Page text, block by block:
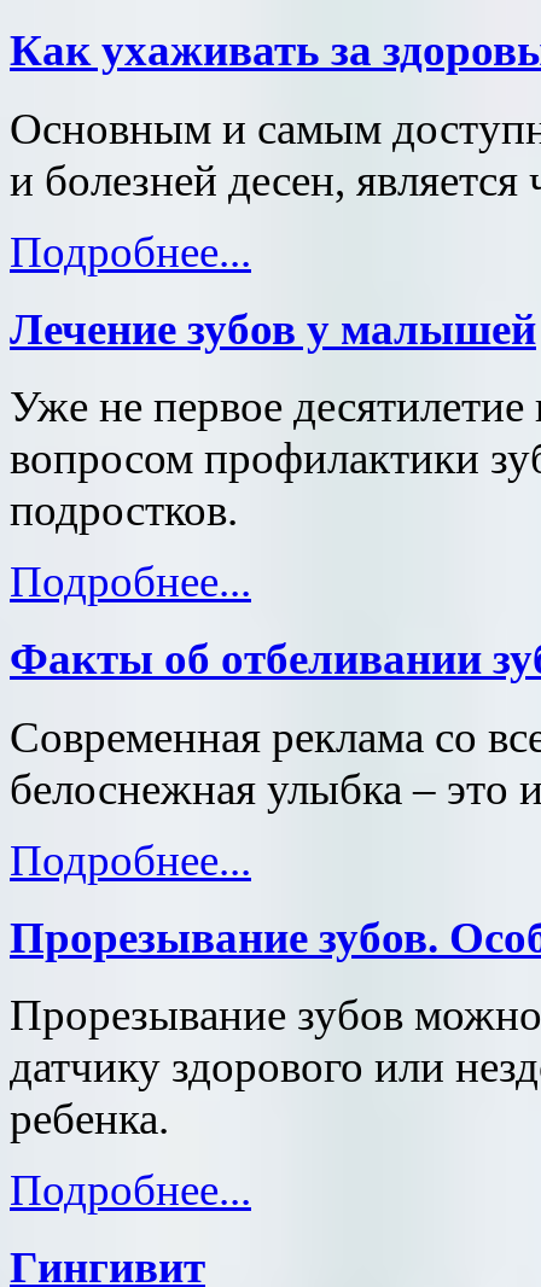
Как ухаживать за
Основным и самым
и болезней десен, является
Подробнее...
Лечение зубов у малышей
Уже не первое
вопросом профилактики
подростков.
Подробнее...
Факты об отбеливании
Современная реклама со
белоснежная улыбка – это
Подробнее...
Прорезывание зубов.
Прорезывание зубов
датчику здорового или
ребенка.
Подробнее...
Гингивит